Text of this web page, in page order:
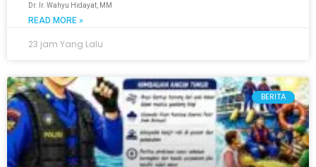
Dr. Ir. Wahyu Hidayat, MM
READ MORE »
23 jam Yang Lalu
BERITA